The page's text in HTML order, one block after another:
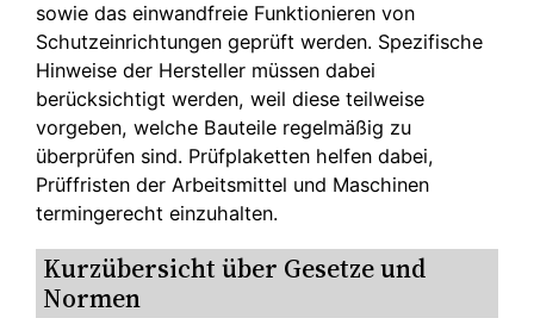
sowie das einwandfreie Funktionieren von
Schutzeinrichtungen geprüft werden. Spezifische
Hinweise der Hersteller müssen dabei
berücksichtigt werden, weil diese teilweise
vorgeben, welche Bauteile regelmäßig zu
überprüfen sind. Prüfplaketten helfen dabei,
Prüffristen der Arbeitsmittel und Maschinen
termingerecht einzuhalten.
Kurzübersicht über Gesetze und
Normen